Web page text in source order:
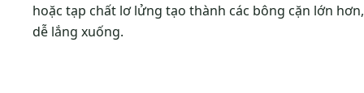
hoặc tạp chất lơ lửng tạo thành các bông cặn lớn hơn,
dễ lắng xuống.